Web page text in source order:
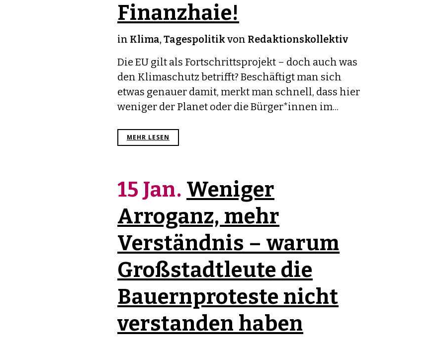
Finanzhaie!
in Klima, Tagespolitikvon Redaktionskollektiv
Die EU gilt als Fortschrittsprojekt – doch auch was
den Klimaschutz betrifft? Beschäftigt man sich
etwas genauer damit, merkt man schnell, dass hier
weniger der Planet oder die Bürger*innen im...
MEHR LESEN
15 Jan. Weniger
Arroganz, mehr
Verständnis – warum
Großstadtleute die
Bauernproteste nicht
verstanden haben